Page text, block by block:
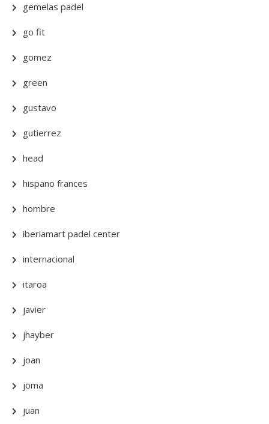
gemelas padel
go fit
gomez
green
gustavo
gutierrez
head
hispano frances
hombre
iberiamart padel center
internacional
itaroa
javier
jhayber
joan
joma
juan